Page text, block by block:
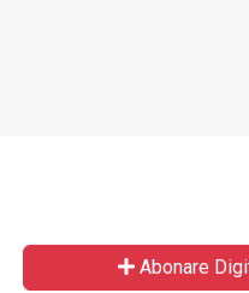
Abonare